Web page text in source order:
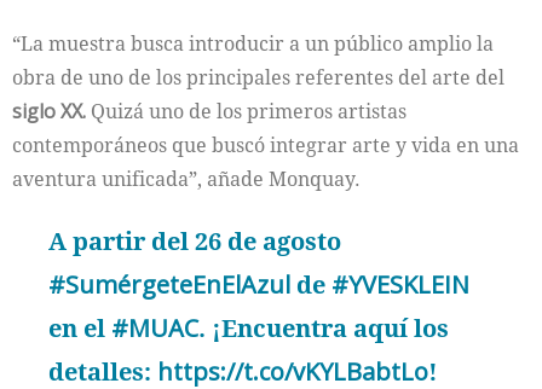
“La muestra busca introducir a un público amplio la
obra de uno de los principales referentes del arte del
siglo XX. Quizá uno de los primeros artistas
contemporáneos que buscó integrar arte y vida en una
aventura unificada”, añade Monquay.
A partir del 26 de agosto
#SumérgeteEnElAzul de #YVESKLEIN
en el #MUAC. ¡Encuentra aquí los
detalles: https://t.co/vKYLBabtLo!